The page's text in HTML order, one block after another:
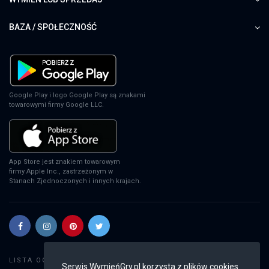
Serwis WymieńGry.pl korzysta z plików cookies
XSX
EA Sports FC 24
PS4
EA Sports FC 24
XSX
EA Sports FC 24
PS5
BAZA / SPOŁECZNOŚĆ
Google Play i logo Google Play są znakami
towarowymi firmy Google LLC.
App Store jest znakiem towarowym
firmy Apple Inc., zastrzeżonym w
Stanach Zjednoczonych i innych krajach.
LISTA OGŁOSZEŃ: